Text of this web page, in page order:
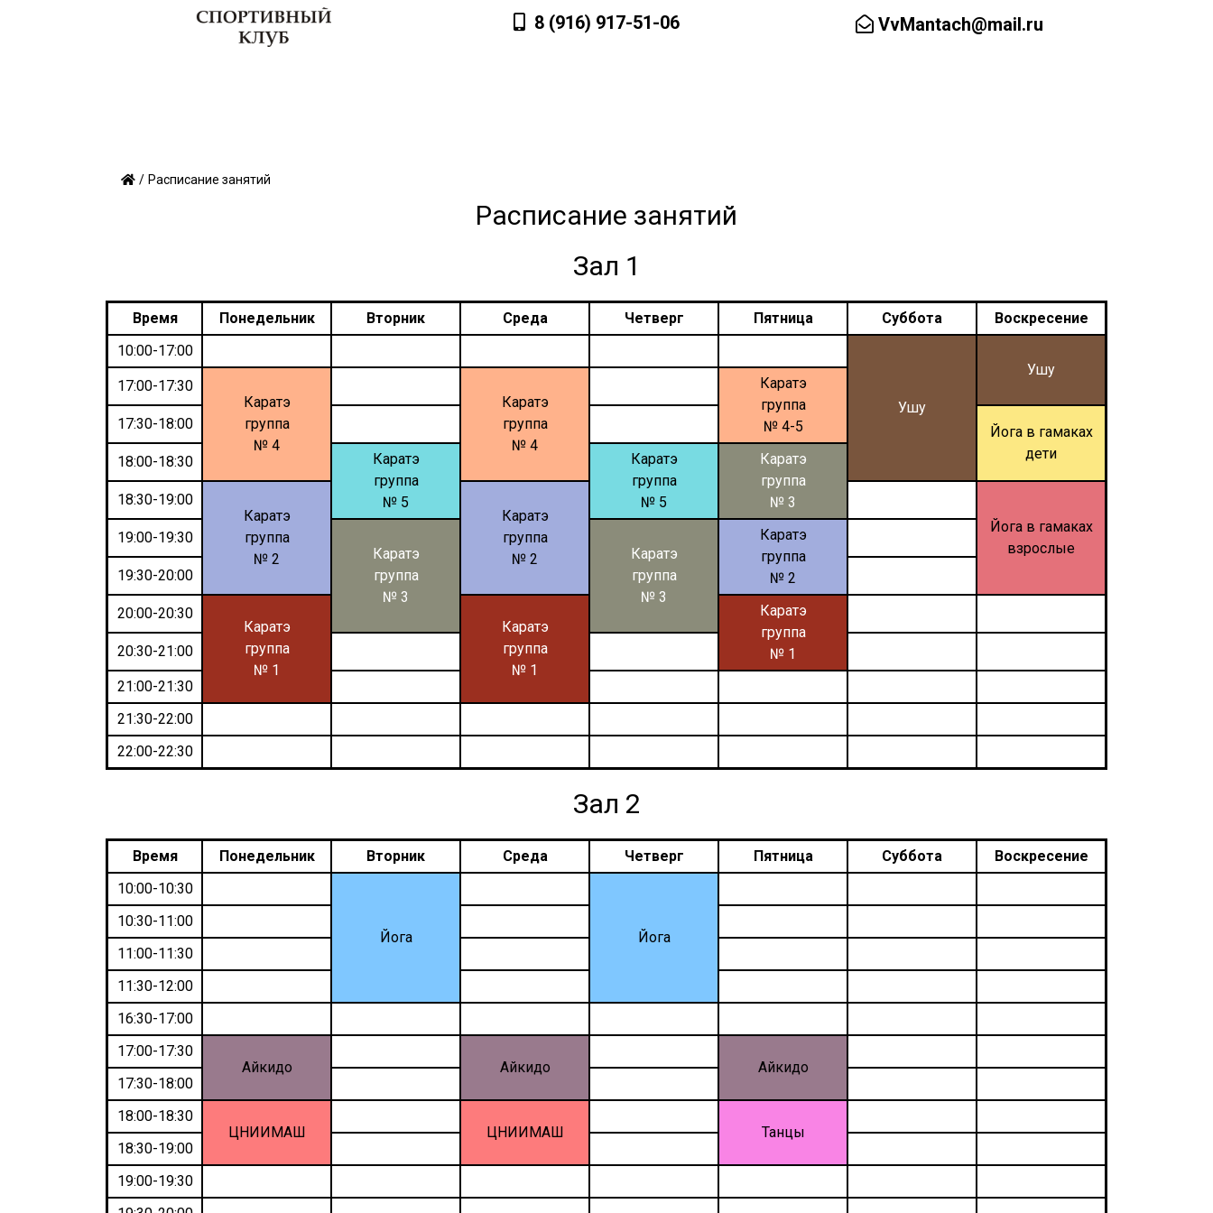
8 (916) 917-51-06 VvMantach@mail.ru
/ Расписание занятий
Расписание занятий
Зал 1
Время Понедельник Вторник Среда Четверг Пятница Суббота
Воскресение
10:00-17:00
Ушу
Ушу
17:00-17:30
Каратэ
группа
№ 4
Каратэ
группа
№ 4
Каратэ
группа
№ 4-5
17:30-18:00
Йога в гамаках
дети
18:00-18:30
Каратэ
группа
№ 5
Каратэ
группа
№ 5
Каратэ
группа
№ 3
18:30-19:00
Каратэ
группа
№ 2
Каратэ
группа
№ 2
Йога в гамаках
взрослые
19:00-19:30
Каратэ
группа
№ 3
Каратэ
группа
№ 3
Каратэ
группа
№ 2
19:30-20:00
20:00-20:30
Каратэ
группа
№ 1
Каратэ
группа
№ 1
Каратэ
группа
№ 1
20:30-21:00
21:00-21:30
21:30-22:00
22:00-22:30
Зал 2
Время Понедельник Вторник Среда Четверг Пятница Суббота
Воскресение
10:00-10:30
Йога Йога
10:30-11:00
11:00-11:30
11:30-12:00
16:30-17:00
17:00-17:30
Айкидо
Айкидо
Айкидо
17:30-18:00
18:00-18:30
ЦНИИМАШ
ЦНИИМАШ
Танцы
18:30-19:00
19:00-19:30